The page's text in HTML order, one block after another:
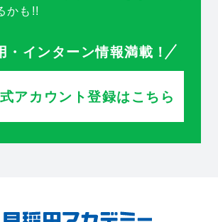
かも!!
・インターン情報満載！
アカウント登録はこちら